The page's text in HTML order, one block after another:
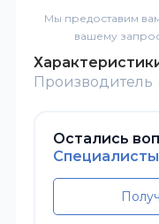
Мы предоставим
вашему
Производитель
Остались